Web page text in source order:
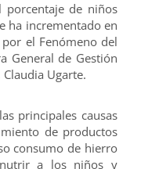
de niños
ha incrementado en
el Fenómeno del
General de Gestión
Ugarte.
principales causas
de productos
consumo de hierro
a los niños y